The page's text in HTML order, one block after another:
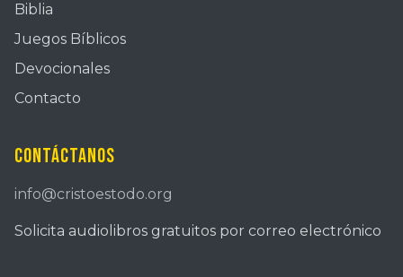
Biblia
Juegos Bíblicos
Devocionales
Contacto
Contáctanos
info@cristoestodo.org
Solicita audiolibros gratuitos por correo electrónico